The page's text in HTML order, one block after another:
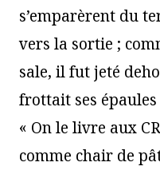
s’emparèrent du
vers la sortie ;
sale, il fut jeté
frottait ses
« On le livre aux
comme chair de